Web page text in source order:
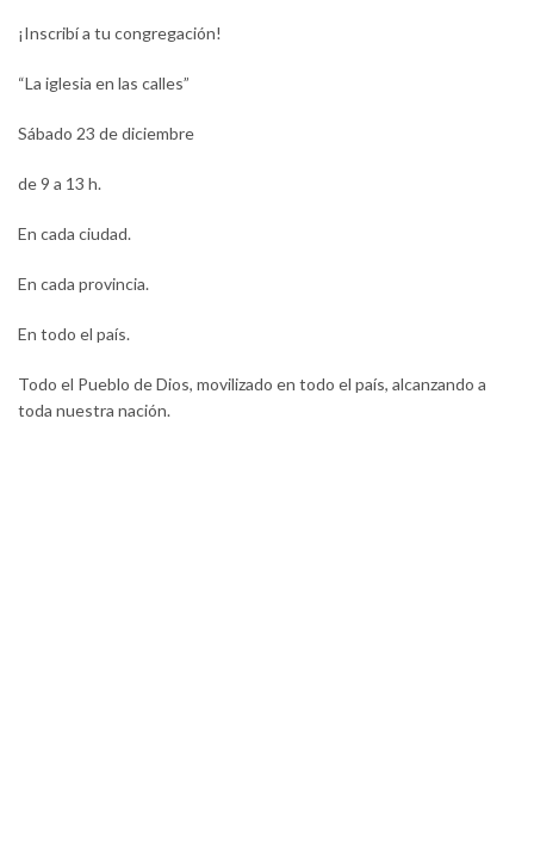
¡Inscribí a tu congregación!
“La iglesia en las calles”
Sábado 23 de diciembre
de 9 a 13 h.
En cada ciudad.
En cada provincia.
En todo el país.
Todo el Pueblo de Dios, movilizado en todo el país, alcanzando a
toda nuestra nación.